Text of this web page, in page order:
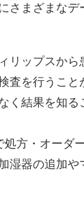
まざまなデ
リップスから
査を行うこ
く結果を知る
方・オーダ
湿器の追加や